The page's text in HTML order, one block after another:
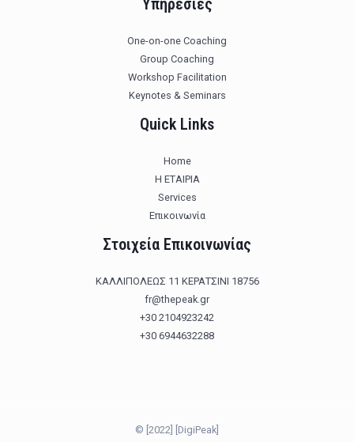
Υπηρεσίες
One-on-one Coaching
Group Coaching
Workshop Facilitation
Keynotes & Seminars
Quick Links
Home
Η ΕΤΑΙΡΙΑ
Services
Επικοινωνία
Στοιχεία Επικοινωνίας
ΚΑΛΛΙΠΟΛΕΩΣ 11 ΚΕΡΑΤΣΙΝΙ 18756
fr@thepeak.gr
+30 2104923242
+30 6944632288
© [2022] [DigiPeak]